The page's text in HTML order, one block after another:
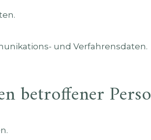
und Verfahrensdaten.
betroffener